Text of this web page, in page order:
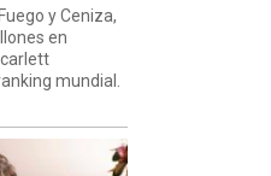
y Ceniza,
en
mundial.